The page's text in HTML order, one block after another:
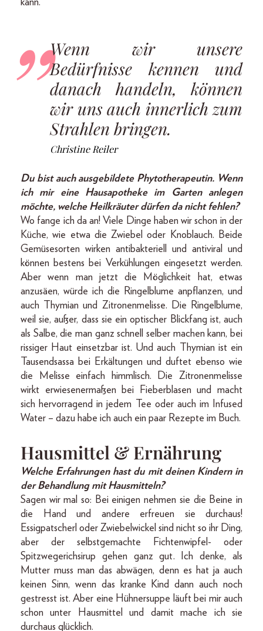
kann.
Wenn wir unsere
Bedürfnisse kennen und
danach handeln, können
wir uns auch innerlich zum
Strahlen bringen.
Christine Reiler
Du bist auch ausgebildete Phytotherapeutin. Wenn
ich mir eine Hausapotheke im Garten anlegen
möchte, welche Heilkräuter dürfen da nicht fehlen?
Wo fange ich da an! Viele Dinge haben wir schon in der
Küche, wie etwa die Zwiebel oder Knoblauch. Beide
Gemüsesorten wirken antibakteriell und anti­viral und
können bestens bei Verkühlungen eingesetzt werden.
Aber wenn man jetzt die Möglichkeit hat, etwas
anzusäen, würde ich die Ringelblume anpflanzen, und
auch Thymian und Zitronenmelisse. Die Ringelblume,
weil sie, außer, dass sie ein optischer Blickfang ist, auch
als Salbe, die man ganz schnell selber machen kann, bei
rissiger Haut einsetzbar ist. Und auch Thymian ist ein
Tausendsassa bei Erkältungen und duftet ebenso wie
die Melisse einfach himmlisch. Die Zitronenmelisse
wirkt erwiesenermaßen bei Fieberblasen und macht
sich hervorragend in jedem Tee oder auch im Infused
Water – dazu habe ich auch ein paar Rezepte im Buch.
Hausmittel & Ernährung
Welche Erfahrungen hast du mit deinen Kindern in
der Behandlung mit Hausmitteln?
Sagen wir mal so: Bei einigen nehmen sie die Beine in
die Hand und andere erfreuen sie durchaus!
Essigpatscherl oder Zwiebelwickel sind nicht so ihr Ding,
aber der selbstgemachte Fichtenwipfel- oder
Spitzwegerichsirup gehen ganz gut. Ich denke, als
Mutter muss man das abwägen, denn es hat ja auch
keinen Sinn, wenn das kranke Kind dann auch noch
gestresst ist. Aber eine Hühnersuppe läuft bei mir auch
schon unter Hausmittel und damit mache ich sie
durchaus glücklich.